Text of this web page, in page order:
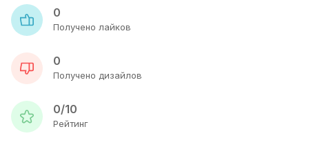
0
Получено лайков
0
Получено дизайлов
0/10
Рейтинг